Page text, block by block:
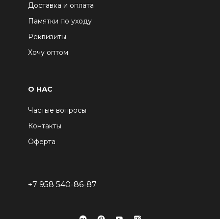
Доставка и оплата
Памятки по уходу
Реквизиты
Хочу оптом
О НАС
Частые вопросы
Контакты
Оферта
+7 958 540-86-87